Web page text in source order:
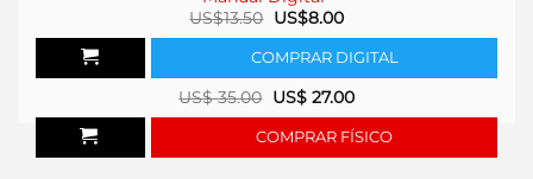
US$13.50 El
precio
original
era:
US$13.50.
US$8.00El
actual
es:
US$8.00.
COMPRAR DIGITAL
US$35.00 US$ 27.00
COMPRAR FÍSICO